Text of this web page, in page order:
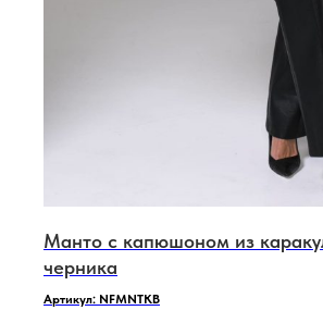
Манто с капюшоном из
черника
Артикул: NFMNTKB